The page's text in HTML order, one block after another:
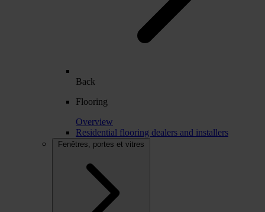
Back
Flooring
Overview
Residential flooring dealers and installers
Fenêtres, portes et vitres